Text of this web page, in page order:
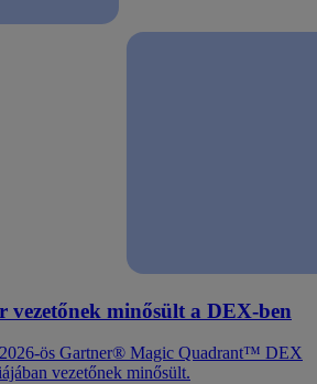
vezetőnek minősült a DEX-ben
ös Gartner® Magic Quadrant™ DEX
vezetőnek minősült.